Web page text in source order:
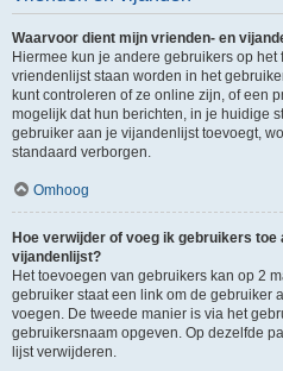
Waarvoor dient mijn vrienden- en
Hiermee kun je andere gebruikers op
vriendenlijst staan worden in het
kunt controleren of ze online zijn, of een
mogelijk dat hun berichten, in je huidige
gebruiker aan je vijandenlijst toevoegt,
standaard verborgen.
Omhoog
Hoe verwijder of voeg ik gebruikers toe
vijandenlijst?
Het toevoegen van gebruikers kan op 2
gebruiker staat een link om de gebruiker
voegen. De tweede manier is via het
gebruikersnaam opgeven. Op dezelfde
lijst verwijderen.